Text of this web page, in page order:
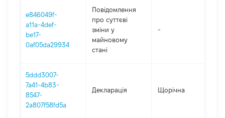
e846049f-
a11a-4def-
be17-
0af05da29934
Повідомлення
про суттєві
зміни y
майновому
стані
-
5ddd3007-
7a41-4b83-
8547-
2a807f58fd5a
Декларація Щорічна